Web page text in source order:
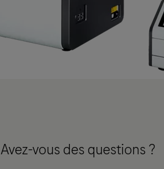
Avez-vous des questions ?